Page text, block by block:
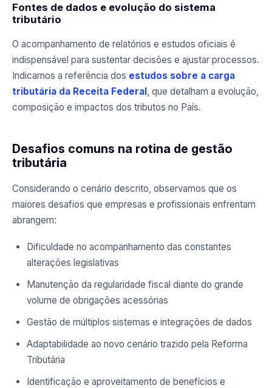
Fontes de dados e evolução do sistema
tributário
O acompanhamento de relatórios e estudos oficiais é
indispensável para sustentar decisões e ajustar processos.
Indicamos a referência dos estudos sobre a carga
tributária da Receita Federal , que detalham a evolução,
composição e impactos dos tributos no País.
Desafios comuns na rotina de gestão
tributária
Considerando o cenário descrito, observamos que os
maiores desafios que empresas e profissionais enfrentam
abrangem:
Dificuldade no acompanhamento das constantes
alterações legislativas
Manutenção da regularidade fiscal diante do grande
volume de obrigações acessórias
Gestão de múltiplos sistemas e integrações de dados
Adaptabilidade ao novo cenário trazido pela Reforma
Tributária
Identificação e aproveitamento de benefícios e